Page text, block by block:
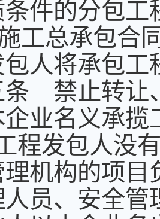
件的分包工
工总承包合
人将承包
条 禁止转让
业名义承揽
发包人没
机构的项
员、安全